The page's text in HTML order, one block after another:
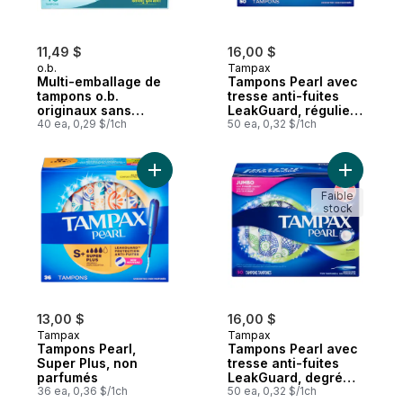
11,49 $
o.b.
Multi-emballage de
tampons o.b.
originaux sans
applicateur à
régulière, super et
super plus, 40u
40 ea, 0,29 $/1ch
16,00 $
Tampax
Tampons Pearl avec
tresse anti-fuites
LeakGuard, régulier,
50 tampons
50 ea, 0,32 $/1ch
13,00 $
Tampax
Tampons Pearl,
Super Plus, non
parfumés
36 ea, 0,36 $/1ch
Ajouter Tampons Pearl, Super Plus, non
16,00 $
Tampax
Tampons Pearl avec
tresse anti-fuites
LeakGuard, degré
d’absorption super,
50 ea, 0,32 $/1ch
Ajouter
Faible
stock